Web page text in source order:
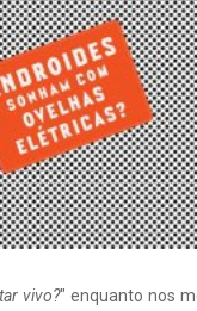
vivo?" enquanto nos